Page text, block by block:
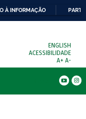
À INFORMAÇÃO
ENGLISH
ACESSIBILIDADE
A+ A-